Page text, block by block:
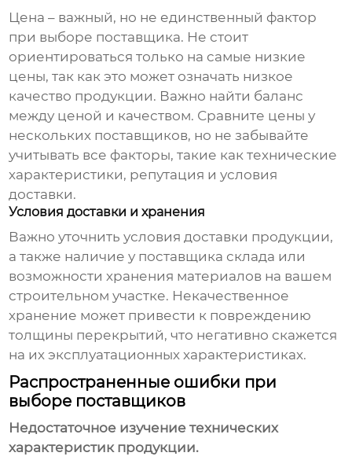
Цена – важный, но не единственный фактор
при выборе поставщика. Не стоит
ориентироваться только на самые низкие
цены, так как это может означать низкое
качество продукции. Важно найти баланс
между ценой и качеством. Сравните цены у
нескольких поставщиков, но не забывайте
учитывать все факторы, такие как технические
характеристики, репутация и условия
доставки.
Условия доставки и хранения
Важно уточнить условия доставки продукции,
а также наличие у поставщика склада или
возможности хранения материалов на вашем
строительном участке. Некачественное
хранение может привести к повреждению
толщины перекрытий, что негативно скажется
на их эксплуатационных характеристиках.
Распространенные ошибки при
выборе поставщиков
Недостаточное изучение технических
характеристик продукции.